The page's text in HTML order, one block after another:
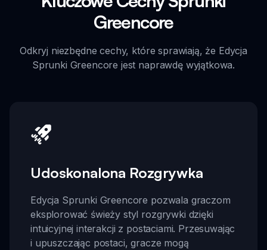
Greencore
Odkryj niezbędne cechy, które sprawiają, że Edycja
Sprunki Greencore jest naprawdę wyjątkowa.
Udoskonalona Rozgrywka
Edycja Sprunki Greencore pozwala graczom
eksplorować świeży styl rozgrywki dzięki
intuicyjnej interakcji z postaciami. Przesuwając
i upuszczając postaci, gracze mogą